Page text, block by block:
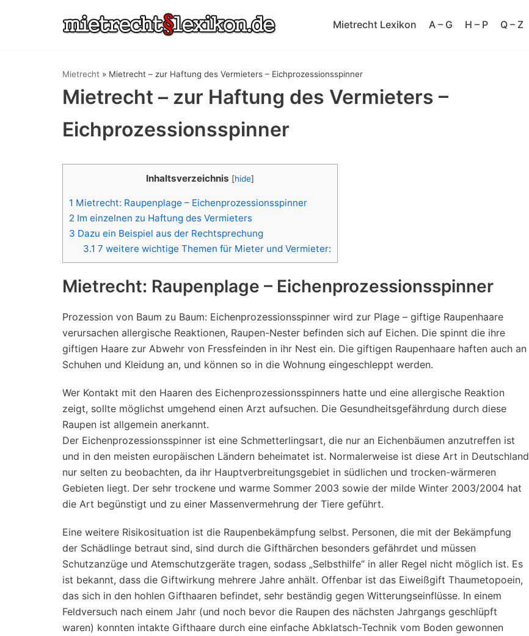
Mietrecht Lexikon A – G H – P Q – Z
Mietrecht » Mietrecht – zur Haftung des Vermieters – Eichprozessionsspinner
Mietrecht – zur Haftung des Vermieters –
Eichprozessionsspinner
Inhaltsverzeichnis [hide]
1 Mietrecht: Raupenplage – Eichenprozessionsspinner
2 Im einzelnen zu Haftung des Vermieters
3 Dazu ein Beispiel aus der Rechtsprechung
3.1 7 weitere wichtige Themen für Mieter und Vermieter:
Mietrecht: Raupenplage – Eichenprozessionsspinner
Prozession von Baum zu Baum: Eichenprozessionsspinner wird zur Plage – giftige Raupenhaare
verursachen allergische Reaktionen, Raupen-Nester befinden sich auf Eichen. Die spinnt die ihre
giftigen Haare zur Abwehr von Fressfeinden in ihr Nest ein. Die giftigen Raupenhaare haften auch an
Schuhen und Kleidung an, und können so in die Wohnung eingeschleppt werden.
Wer Kontakt mit den Haaren des Eichenprozessionsspinners hatte und eine allergische Reaktion
zeigt, sollte möglichst umgehend einen Arzt aufsuchen. Die Gesundheitsgefährdung durch diese
Raupen ist allgemein anerkannt.
Der Eichenprozessionsspinner ist eine Schmetterlingsart, die nur an Eichenbäumen anzutreffen ist
und in den meisten europäischen Ländern beheimatet ist. Normalerweise ist diese Art in Deutschland
nur selten zu beobachten, da ihr Hauptverbreitungsgebiet in südlichen und trocken-wärmeren
Gebieten liegt. Der sehr trockene und warme Sommer 2003 sowie der milde Winter 2003/2004 hat
die Art begünstigt und zu einer Massenvermehrung der Tiere geführt.
Eine weitere Risikosituation ist die Raupenbekämpfung selbst. Personen, die mit der Bekämpfung
der Schädlinge betraut sind, sind durch die Gifthärchen besonders gefährdet und müssen
Schutzanzüge und Atemschutzgeräte tragen, sodass „Selbsthilfe“ in aller Regel nicht möglich ist. Es
ist bekannt, dass die Giftwirkung mehrere Jahre anhält. Offenbar ist das Eiweißgift Thaumetopoein,
das sich in den hohlen Gifthaaren befindet, sehr beständig gegen Witterungseinflüsse. In einem
Feldversuch nach einem Jahr (und noch bevor die Raupen des nächsten Jahrgangs geschlüpft
waren) konnten intakte Gifthaare durch eine einfache Abklatsch-Technik vom Boden gewonnen